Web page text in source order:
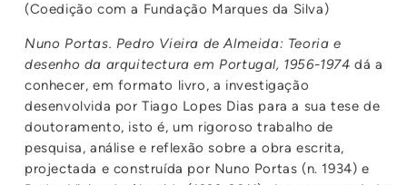
Pedro
de
Almeida
Pedro
de
Almeida
(Coedição com a Fundação Marques da Silva)
Nuno Portas. Pedro Vieira de Almeida: Teoria e
desenho da arquitectura em Portugal, 1956-1974 dá a
conhecer, em formato livro, a investigação
desenvolvida por Tiago Lopes Dias para a sua tese de
doutoramento, isto é, um rigoroso trabalho de
pesquisa, análise e reflexão sobre a obra escrita,
projectada e construída por Nuno Portas (n. 1934) e